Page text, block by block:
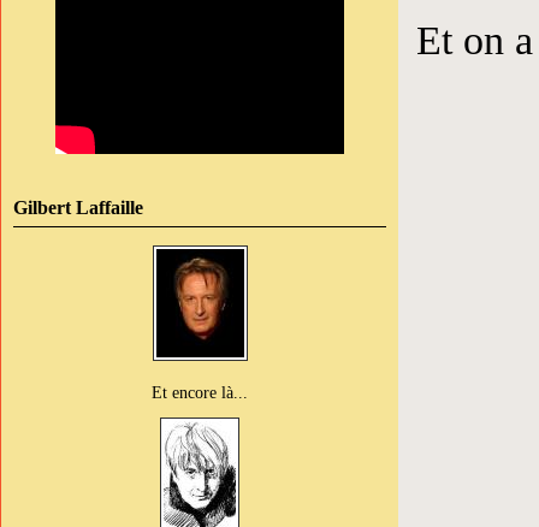
Gilbert Laffaille
Et encore là...
Et on